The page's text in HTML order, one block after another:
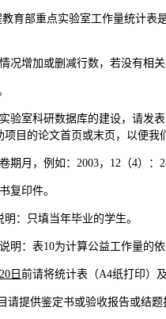
育部重点实验室工作量统计
况增加或删减行数，若没有相
验室科研数据库的建设，请发
目的论文首页或末页，以便
期月，例如：2003，12（4）：
复印件。
：只填当年毕业的学生。
明：表10为计算公益工作量的
20 日 前请将统计表（A4纸打印）
请提供鉴定书或验收报告或结